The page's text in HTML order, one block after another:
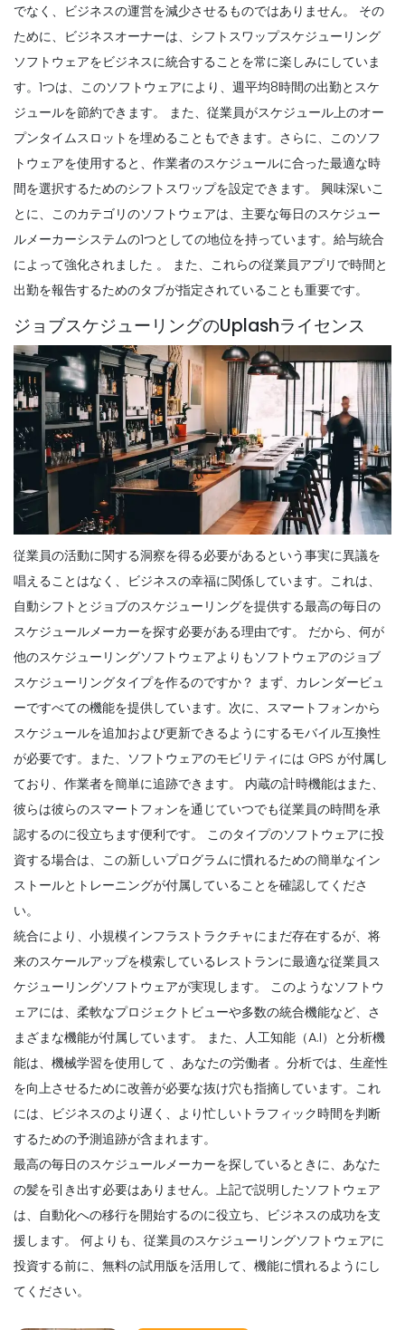
でなく、ビジネスの運営を減少させるものではありません。
その
ために、ビジネスオーナーは、シフトスワップスケジューリング
ソフトウェアをビジネスに統合することを常に楽しみにしていま
す。1つは、このソフトウェアにより、週平均8時間の出勤とスケ
ジュールを節約できます。
また、従業員がスケジュール上のオー
プンタイムスロットを埋めることもできます。さらに、このソフ
トウェアを使用すると、作業者のスケジュールに合った最適な時
間を選択するためのシフトスワップを設定できます。
興味深いこ
とに、このカテゴリのソフトウェアは、主要な毎日のスケジュー
ルメーカーシステムの1つとしての地位を持っています。 給与統合
によって強化されました 。
また、これらの従業員アプリで時間と
出勤を報告するためのタブが指定されていることも重要です。
ジョブスケジューリングのUplashライセンス
従業員の活動に関する洞察を得る必要があるという事実に異議を
唱えることはなく、ビジネスの幸福に関係しています。これは、
自動シフトとジョブのスケジューリングを提供する最高の毎日の
スケジュールメーカーを探す必要がある理由です。
だから、何が
他のスケジューリングソフトウェアよりもソフトウェアのジョブ
スケジューリングタイプを作るのですか？ まず、カレンダービュ
ーですべての機能を提供しています。次に、スマートフォンから
スケジュールを追加および更新できるようにするモバイル互換性
が必要です。また、ソフトウェアのモビリティには GPS が付属し
ており、作業者を簡単に追跡できます。
内蔵の計時機能はまた、
彼らは彼らのスマートフォンを通じていつでも従業員の時間を承
認するのに役立ちます便利です。
このタイプのソフトウェアに投
資する場合は、この新しいプログラムに慣れるための簡単なイン
ストールとトレーニングが付属していることを確認してくださ
い。
統合により、小規模インフラストラクチャにまだ存在するが、将
来のスケールアップを模索しているレストランに最適な従業員ス
ケジューリングソフトウェアが実現します。
このようなソフトウ
ェアには、柔軟なプロジェクトビューや多数の統合機能など、さ
まざまな機能が付属しています。
また、人工知能（A.I）と分析機
能は、機械学習を使用して 、あなたの労働者 。分析では、生産性
を向上させるために改善が必要な抜け穴も指摘しています。これ
には、ビジネスのより遅く、より忙しいトラフィック時間を判断
するための予測追跡が含まれます。
最高の毎日のスケジュールメーカーを探しているときに、あなた
の髪を引き出す必要はありません。上記で説明したソフトウェア
は、自動化への移行を開始するのに役立ち、ビジネスの成功を支
援します。
何よりも、従業員のスケジューリングソフトウェアに
投資する前に、無料の試用版を活用して、機能に慣れるようにし
てください。